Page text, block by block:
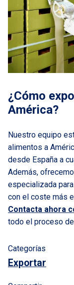
¿Cómo
América?
Nuestro equipo
alimentos a
desde España a
Además,
especializada
con el coste más
Contacta ahora
todo el proceso
Categorías
Exportar